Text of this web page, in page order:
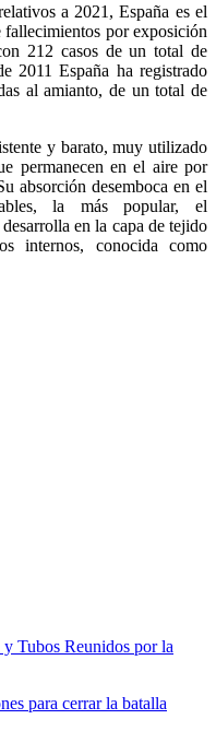
a 2021, España es el
fallecimientos por exposición
212 casos de un total de
2011 España ha registrado
al amianto, de un total de
y barato, muy utilizado
permanecen en el aire por
absorción desemboca en el
la más popular, el
en la capa de tejido
internos, conocida como
Tubos Reunidos por la
para cerrar la batalla